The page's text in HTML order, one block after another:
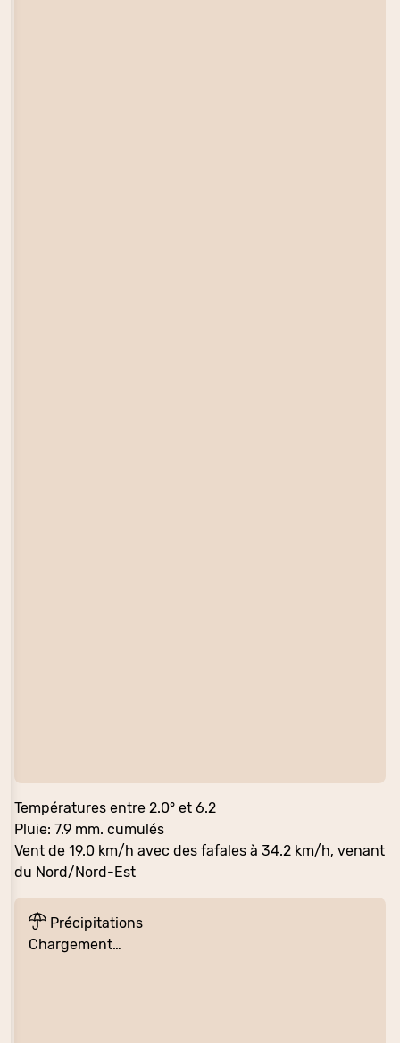
Températures entre 2.0° et 6.2
Pluie: 7.9 mm. cumulés
Vent de 19.0 km/h avec des fafales à 34.2 km/h, venant
du Nord/Nord-Est
Précipitations
Chargement…